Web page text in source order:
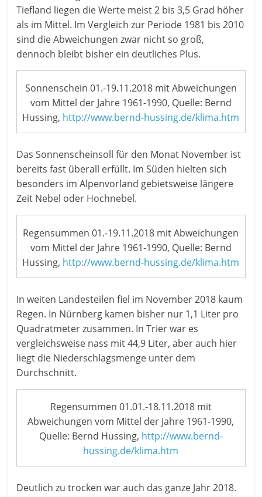
Tiefland liegen die Werte meist 2 bis 3,5 Grad höher
als im Mittel. Im Vergleich zur Periode 1981 bis 2010
sind die Abweichungen zwar nicht so groß,
dennoch bleibt bisher ein deutliches Plus.
Sonnenschein 01.-19.11.2018 mit Abweichungen
vom Mittel der Jahre 1961-1990, Quelle: Bernd
Hussing, http://www.bernd-hussing.de/klima.htm
Das Sonnenscheinsoll für den Monat November ist
bereits fast überall erfüllt. Im Süden hielten sich
besonders im Alpenvorland gebietsweise längere
Zeit Nebel oder Hochnebel.
Regensummen 01.-19.11.2018 mit Abweichungen
vom Mittel der Jahre 1961-1990, Quelle: Bernd
Hussing, http://www.bernd-hussing.de/klima.htm
In weiten Landesteilen fiel im November 2018 kaum
Regen. In Nürnberg kamen bisher nur 1,1 Liter pro
Quadratmeter zusammen. In Trier war es
vergleichsweise nass mit 44,9 Liter, aber auch hier
liegt die Niederschlagsmenge unter dem
Durchschnitt.
Regensummen 01.01.-18.11.2018 mit
Abweichungen vom Mittel der Jahre 1961-1990,
Quelle: Bernd Hussing, http://www.bernd-
hussing.de/klima.htm
Deutlich zu trocken war auch das ganze Jahr 2018.